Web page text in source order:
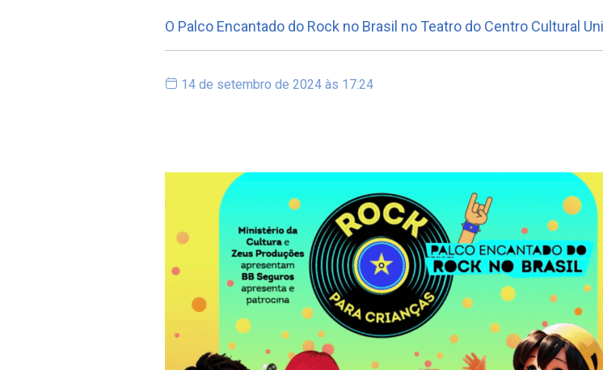
O Palco Encantado do Rock no Brasil no Teatro do Centro Cultural
14 de setembro de 2024 às 17:24